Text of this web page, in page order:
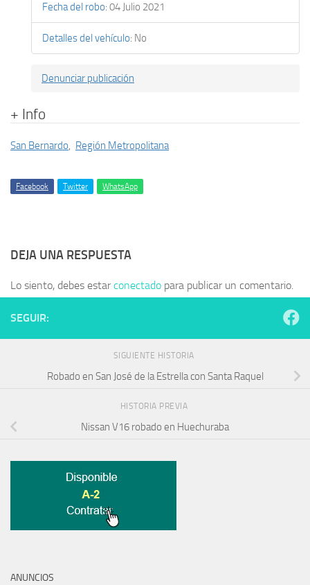
Fecha del robo: 04 Julio 2021
Detalles del vehículo: No
Denunciar publicación
+ Info
San Bernardo, Región Metropolitana
Facebook Twitter WhatsApp
DEJA UNA RESPUESTA
Lo siento, debes estarconectado para publicar un comentario.
SEGUIR:
SIGUIENTE HISTORIA
Robado en San José de la Estrella con Santa Raquel
HISTORIA PREVIA
Nissan V16 robado en Huechuraba
ANUNCIOS